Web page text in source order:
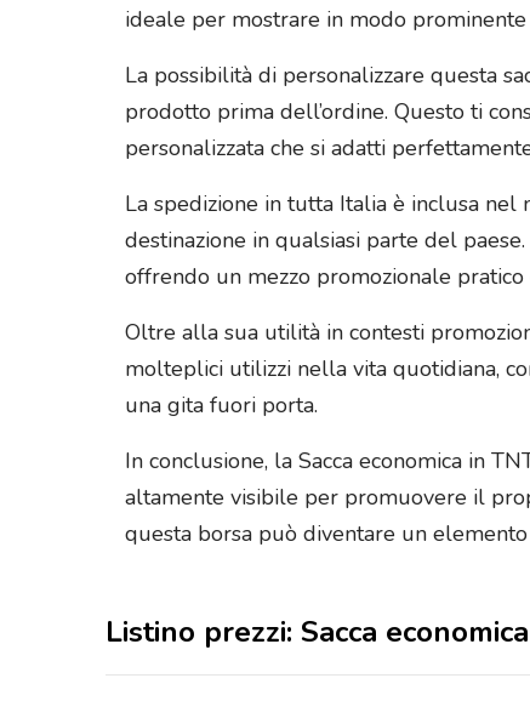
ideale per mostrare in modo
La possibilità di personalizzare questa
prodotto prima dell’ordine. Questo ti
personalizzata che si adatti
La spedizione in tutta Italia è inclusa nel
destinazione in qualsiasi parte del
offrendo un mezzo promozionale pratico
Oltre alla sua utilità in contesti
molteplici utilizzi nella vita quotidiana,
una gita fuori porta.
In conclusione, la Sacca economica in
altamente visibile per promuovere il
questa borsa può diventare un
Listino prezzi: Sacca